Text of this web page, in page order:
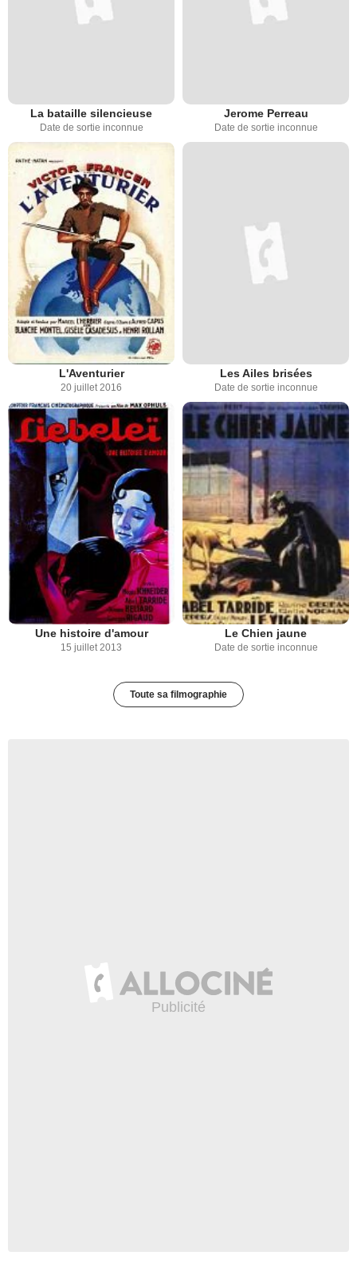
La bataille silencieuse
Date de sortie inconnue
Jerome Perreau
Date de sortie inconnue
L'Aventurier
20 juillet 2016
Les Ailes brisées
Date de sortie inconnue
Une histoire d'amour
15 juillet 2013
Le Chien jaune
Date de sortie inconnue
Toute sa filmographie